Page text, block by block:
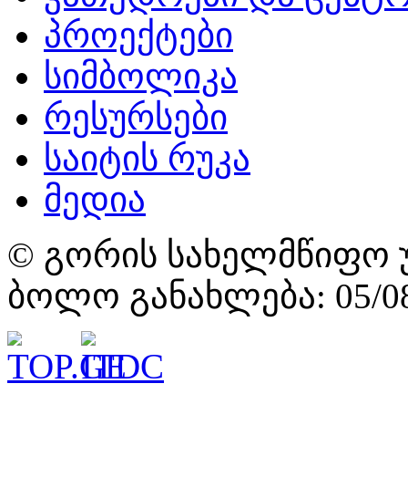
პროექტები
სიმბოლიკა
რესურსები
საიტის რუკა
მედია
© გორის სახელმწიფო
ბოლო განახლება: 05/